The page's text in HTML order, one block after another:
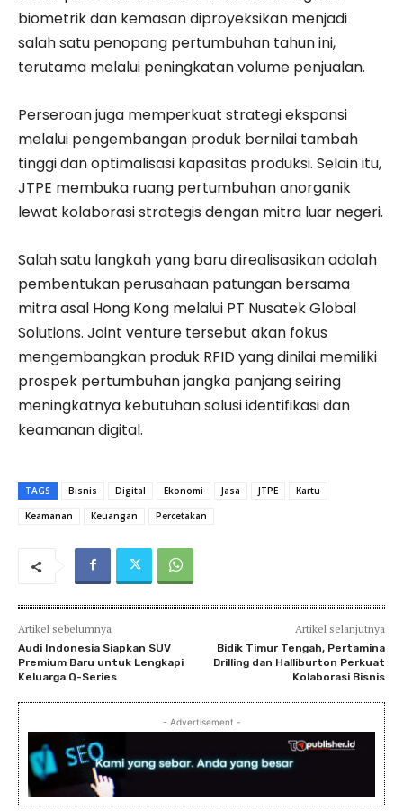
biometrik dan kemasan diproyeksikan menjadi
salah satu penopang pertumbuhan tahun ini,
terutama melalui peningkatan volume penjualan.
Perseroan juga memperkuat strategi ekspansi
melalui pengembangan produk bernilai tambah
tinggi dan optimalisasi kapasitas produksi. Selain itu,
JTPE membuka ruang pertumbuhan anorganik
lewat kolaborasi strategis dengan mitra luar negeri.
Salah satu langkah yang baru direalisasikan adalah
pembentukan perusahaan patungan bersama
mitra asal Hong Kong melalui PT Nusatek Global
Solutions. Joint venture tersebut akan fokus
mengembangkan produk RFID yang dinilai memiliki
prospek pertumbuhan jangka panjang seiring
meningkatnya kebutuhan solusi identifikasi dan
keamanan digital.
TAGS Bisnis Digital Ekonomi Jasa JTPE
Kartu
Keamanan
Keuangan Percetakan
Artikel sebelumnya
Audi Indonesia Siapkan SUV
Premium Baru untuk Lengkapi
Keluarga Q-Series
Artikel selanjutnya
Bidik Timur Tengah, Pertamina
Drilling dan Halliburton Perkuat
Kolaborasi Bisnis
- Advertisement -